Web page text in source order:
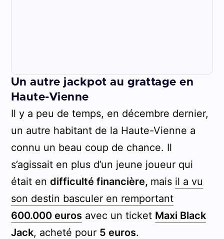
Un autre jackpot au grattage en
Haute-Vienne
Il y a peu de temps, en décembre dernier,
un autre habitant de la Haute-Vienne a
connu un beau coup de chance. Il
s’agissait en plus d’un jeune joueur qui
était en difficulté financière, mais il a vu
son destin basculer en remportant
600.000 eurosavec un ticket Maxi Black
Jack, acheté pour 5 euros.